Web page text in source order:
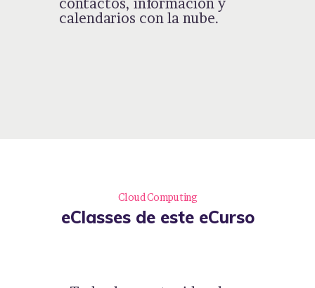
calendarios con la nube.
Cloud Computing
eClasses de este eCurso